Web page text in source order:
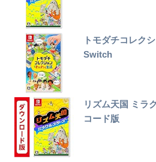
トモダチコレク
Switch
リズム天国 ミラ
コード版